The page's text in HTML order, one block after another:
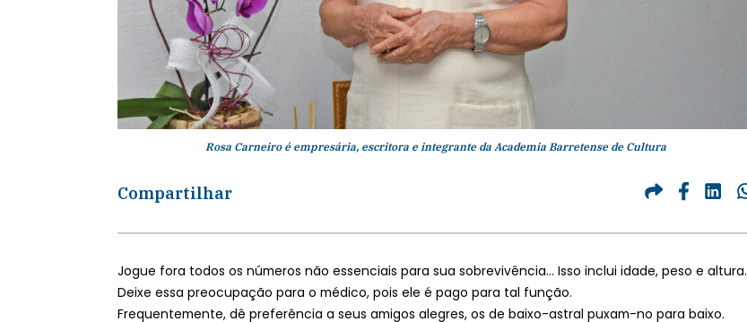
Rosa Carneiro é empresária, escritora e integrante da Academia Barretense de Cultura
Compartilhar
Jogue fora todos os números não essenciais para sua sobrevivência... Isso inclui idade, peso e altura.
Deixe essa preocupação para o médico, pois ele é pago para tal função.
Frequentemente, dê preferência a seus amigos alegres, os de baixo-astral puxam-no para baixo.